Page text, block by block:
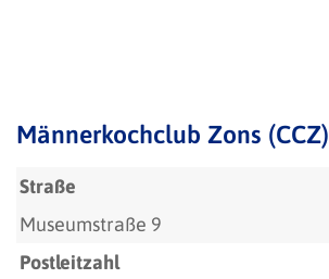
Männerkochclub Zons (CCZ)
Straße
Museumstraße 9
Postleitzahl